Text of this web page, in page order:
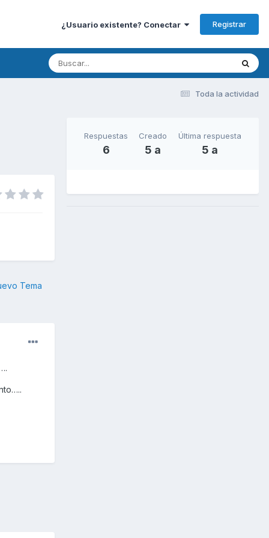
¿Usuario existente? Conectar Registrar
Toda la actividad
Tema
Respuestas
6
Creado
5 a
Última respuesta
5 a